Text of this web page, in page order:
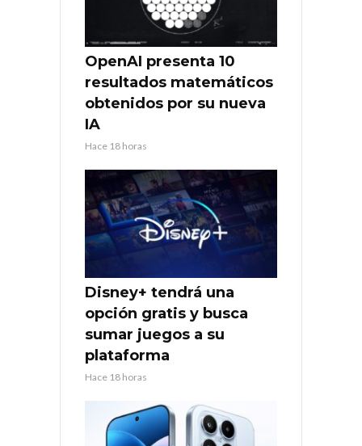
OpenAI presenta 10
resultados matemáticos
obtenidos por su nueva
IA
Hace 18 horas
Disney+ tendrá una
opción gratis y busca
sumar juegos a su
plataforma
Hace 18 horas